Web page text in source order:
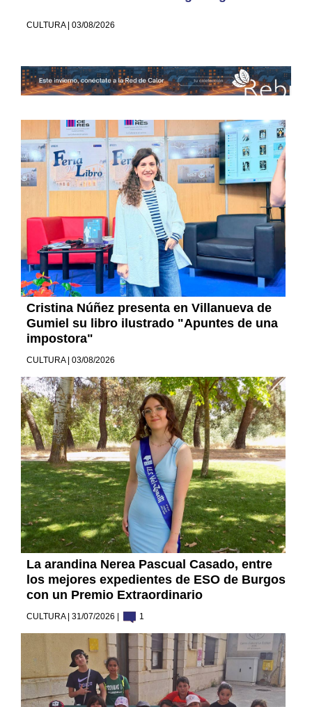
CULTURA | 03/08/2026
Cristina Núñez presenta en Villanueva de
Gumiel su libro ilustrado "Apuntes de una
impostora"
CULTURA | 03/08/2026
La arandina Nerea Pascual Casado, entre
los mejores expedientes de ESO de Burgos
con un Premio Extraordinario
CULTURA | 31/07/2026 | 1